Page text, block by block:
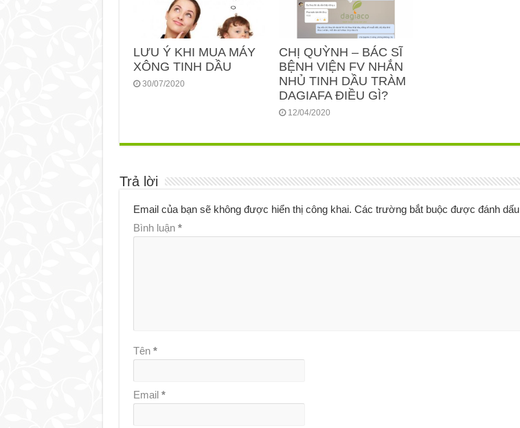
LƯU Ý KHI MUA MÁY
XÔNG TINH DẦU
30/07/2020
CHỊ QUỲNH – BÁC SĨ
BỆNH VIỆN FV NHẮN
NHỦ TINH DẦU TRÀM
DAGIAFA ĐIỀU GÌ?
12/04/2020
Trả lời
Email của bạn sẽ không được hiển thị công khai. Các trường bắt buộc được đánh dấu
Bình luận *
Tên *
Email *